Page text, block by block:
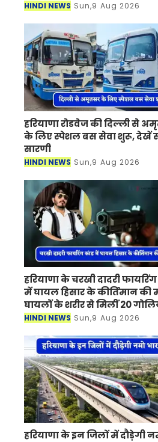
HINDI NEWS Sun,9 Aug 2026
हरियाणा रोडवेज की दिल्ली से
के लिए स्पेशल बस सेवा शुरू, देखें
सारणी
HINDI NEWS Sun,9 Aug 2026
हरियाणा के चरखी दादरी
में घायल हिसार के कीर्तिमान की
घायलों के शरीर से मिलीं 20
HINDI NEWS Sun,9 Aug 2026
हरियाणा के इन जिलों में दौड़ेगी